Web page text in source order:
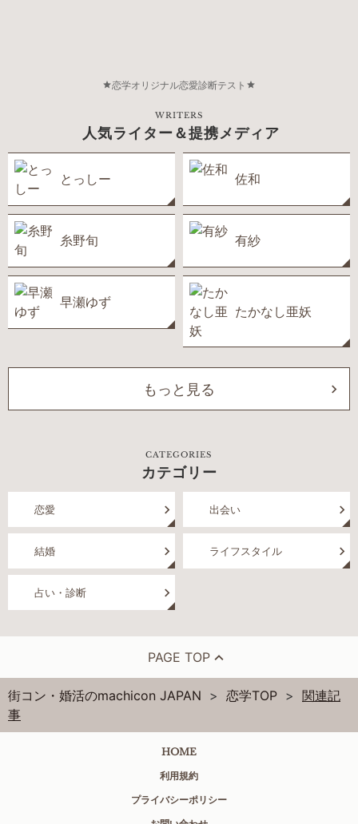
恋学オリジナル恋愛診断テスト
WRITERS
人気ライター＆提携メディア
とっしー 佐和
糸野旬 有紗
早瀬ゆず
たかなし亜妖
もっと見る
CATEGORIES
カテゴリー
恋愛 出会い
結婚 ライフスタイル
占い・診断
PAGE TOP
街コン・婚活のmachicon JAPAN 恋学TOP
関連記
事
HOME
利用規約
プライバシーポリシー